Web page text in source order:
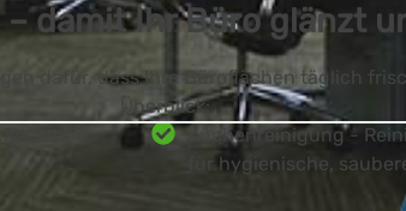
damit Ihr Büro glänzt
dafür, dass Ihre Büroflächen täglich
Überblick:
Küchenreinigung -
für hygienische,